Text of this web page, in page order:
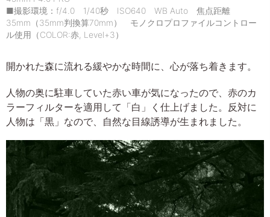
■撮影環境：f/4.0 1/40秒 ISO640 WB Auto 焦点距離
35mm（35mm判換算70mm） モノクロプロファイルコントロー
ル使用（COLOR:赤, Level+3）
開かれた森に流れる緩やかな時間に、心が落ち着きます。
人物の奥に駐車していた赤い車が気になったので、赤のカ
ラーフィルターを適用して「白」く仕上げました。反対に
人物は「黒」なので、自然な目線誘導が生まれました。